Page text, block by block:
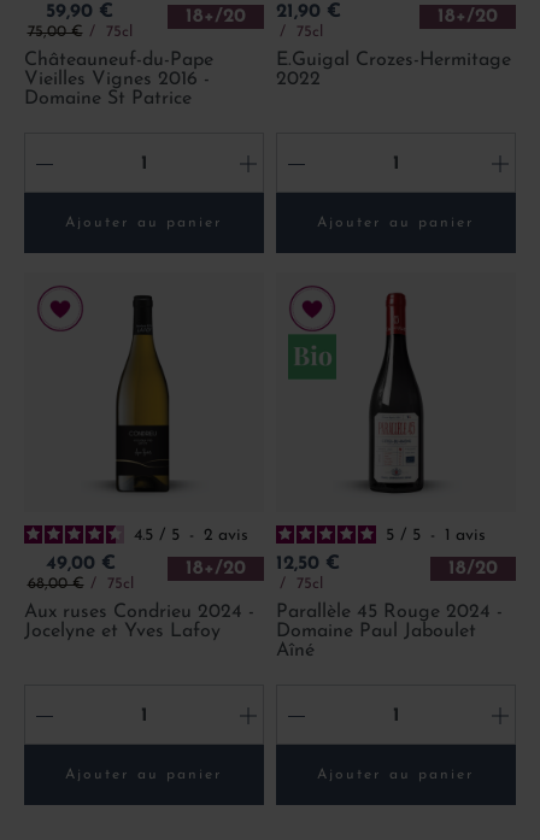
Prix
59,90 €
Prix de base
75,00 € 75cl
18+/20
Châteauneuf-du-Pape
Vieilles Vignes 2016 -
Domaine St Patrice
- +
Ajouter au panier
Prix
21,90 €
75cl
18+/20
E.Guigal Crozes-Hermitage
2022
- +
Ajouter au panier
4.5 / 5 - 2 avis
Prix
49,00 €
Prix de base
68,00 € 75cl
18+/20
Aux ruses Condrieu 2024 -
Jocelyne et Yves Lafoy
- +
Ajouter au panier
5 / 5 - 1 avis
Prix
12,50 €
75cl
18/20
Parallèle 45 Rouge 2024 -
Domaine Paul Jaboulet
Aîné
- +
Ajouter au panier